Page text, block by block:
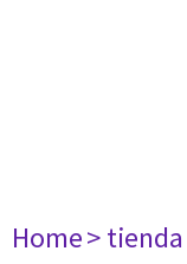
Home> tienda